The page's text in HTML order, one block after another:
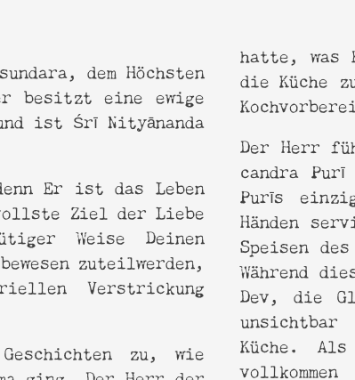
besitzt eine ewige
ist Śrī Nityānanda
Er ist das Leben
Ziel der Liebe
Weise Deinen
zuteilwerden,
Verstrickung
zu, wie
hatte, was
die Küche
Der Herr
candra
Purīs
Händen
Speisen
Während
Dev, die
Küche.
Bhagavatam Katha